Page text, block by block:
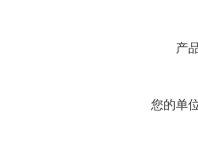
产
您的单